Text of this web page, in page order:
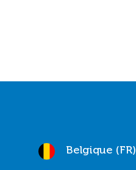
Belgique (FR)